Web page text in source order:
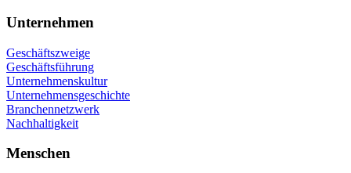
Unternehmen
Geschäftszweige
Geschäftsführung
Unternehmenskultur
Unternehmensgeschichte
Branchennetzwerk
Nachhaltigkeit
Menschen